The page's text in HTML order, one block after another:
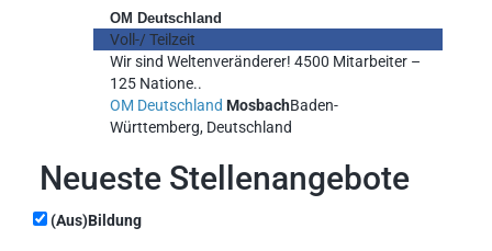
OM Deutschland
Voll-/ Teilzeit
Wir sind Weltenveränderer! 4500 Mitarbeiter –
125 Natione..
OM Deutschland MosbachBaden-
Württemberg, Deutschland
Neueste Stellenangebote
(Aus)Bildung